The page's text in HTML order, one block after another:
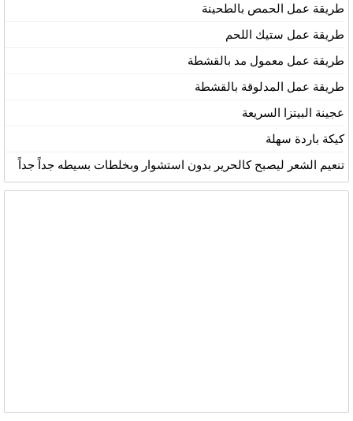
طريقة عمل الحمص بالطحينة
طريقة عمل ستيك اللحم
طريقة عمل معمول مد بالقشطة
طريقة عمل المدلوقة بالقشطة
عجينة البيتزا السريعة
كيكة باردة سهلة
تنعيم الشعر ليصبح كالحرير بدون استشوار وبخلطات بسيطه جداً جداً